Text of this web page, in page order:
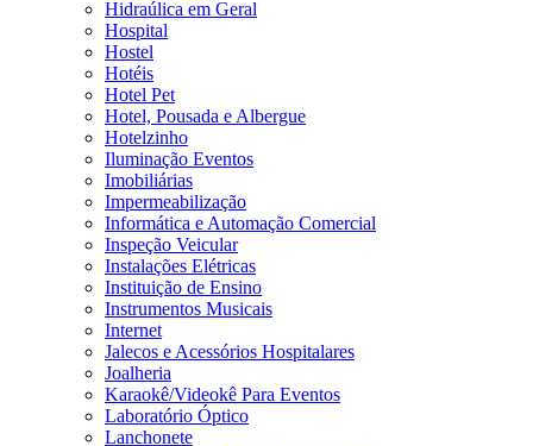
Hidraúlica em Geral
Hospital
Hostel
Hotéis
Hotel Pet
Hotel, Pousada e Albergue
Hotelzinho
Iluminação Eventos
Imobiliárias
Impermeabilização
Informática e Automação Comercial
Inspeção Veicular
Instalações Elétricas
Instituição de Ensino
Instrumentos Musicais
Internet
Jalecos e Acessórios Hospitalares
Joalheria
Karaokê/Videokê Para Eventos
Laboratório Óptico
Lanchonete